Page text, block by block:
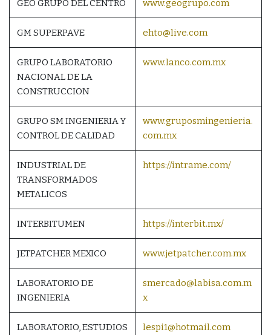
GEO GRUPO DEL CENTRO www.geogrupo.com
GM SUPERPAVE ehto@live.com
GRUPO LABORATORIO
NACIONAL DE LA
CONSTRUCCION
www.lanco.com.mx
GRUPO SM INGENIERIA Y
CONTROL DE CALIDAD
www.gruposmingenieria.
com.mx
INDUSTRIAL DE
TRANSFORMADOS
METALICOS
https://intrame.com/
INTERBITUMEN https://interbit.mx/
JETPATCHER MEXICO www.jetpatcher.com.mx
LABORATORIO DE
INGENIERIA
smercado@labisa.com.m
x
LABORATORIO, ESTUDIOS
lespi1@hotmail.com